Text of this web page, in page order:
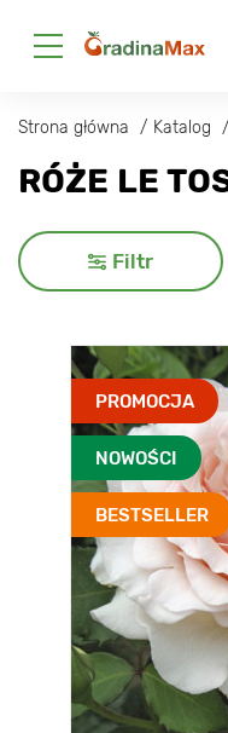
Strona główna Katalog
RÓŻE LE
Filtr
PROMOCJA
NOWOŚCI
BESTSELLER